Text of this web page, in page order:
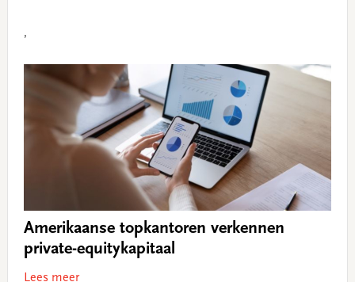
,
Amerikaanse topkantoren verkennen
private-equitykapitaal
Lees meer